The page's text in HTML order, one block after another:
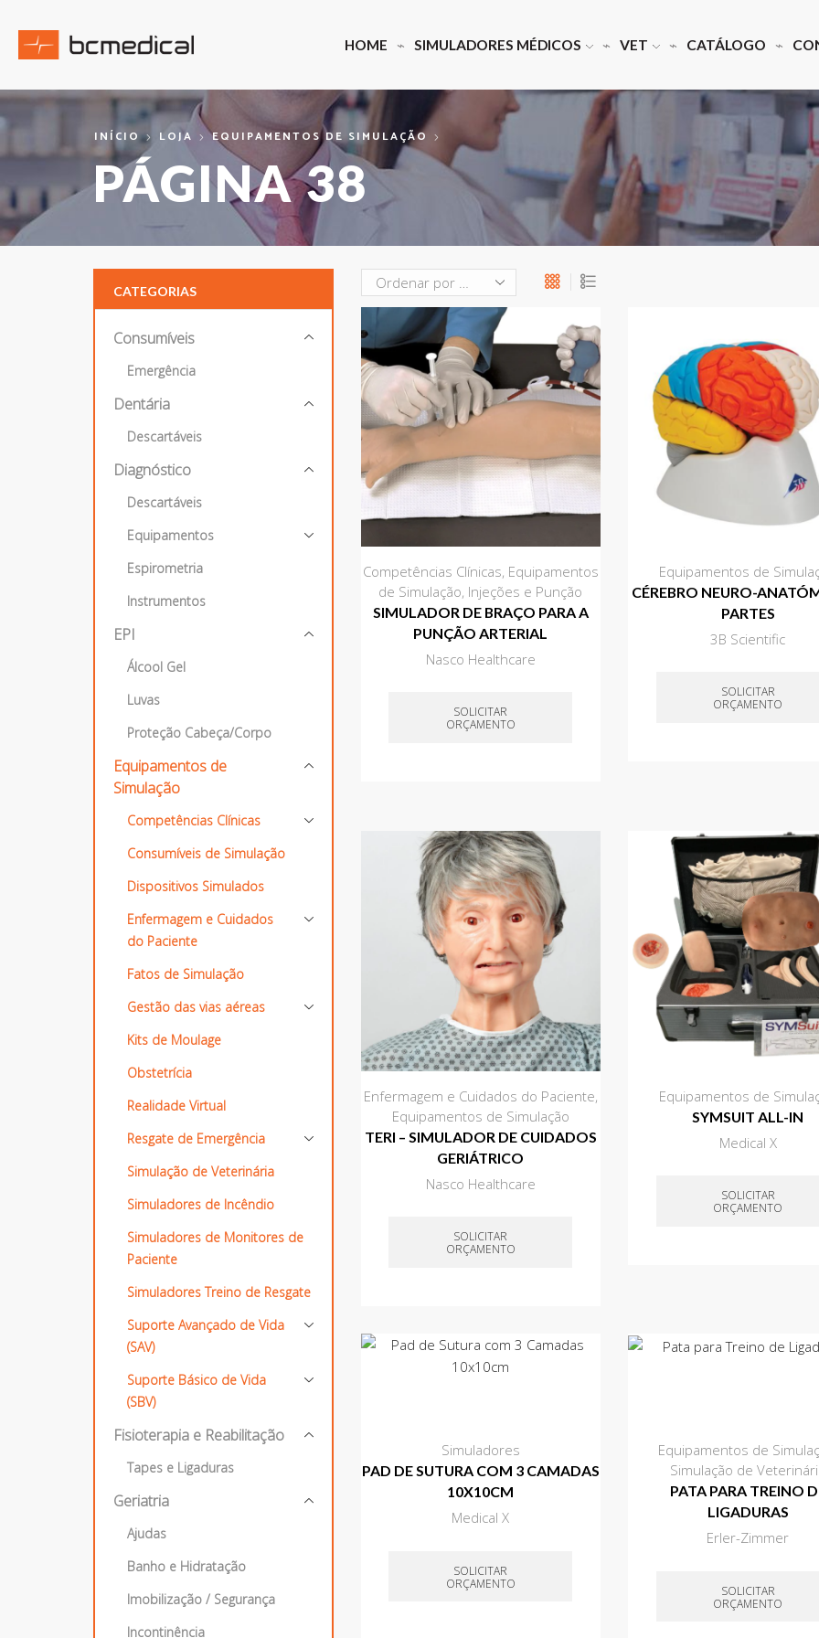
HOME SIMULADORES MÉDICOS VET CATÁLOGO
INÍCIO LOJA EQUIPAMENTOS DE SIMULAÇÃO
PÁGINA 38
Competências Clínicas, Equipamentos
de Simulação, Injeções e Punção
SIMULADOR DE BRAÇO PARA A
PUNÇÃO ARTERIAL
Nasco Healthcare
SOLICITAR
ORÇAMENTO
Equipamentos de
CÉREBRO NEURO-
PARTES
3B Scientific
SOLICITAR
ORÇAMENTO
Enfermagem e Cuidados do Paciente,
Equipamentos de Simulação
TERI – SIMULADOR DE CUIDADOS
GERIÁTRICO
Nasco Healthcare
SOLICITAR
ORÇAMENTO
Equipamentos de
SYMSUIT ALL-IN
Medical X
SOLICITAR
ORÇAMENTO
Simuladores
PAD DE SUTURA COM 3 CAMADAS
10X10CM
Medical X
SOLICITAR
ORÇAMENTO
Equipamentos de
Simulação de
PATA PARA TREINO
LIGADURAS
Erler-Zimmer
SOLICITAR
ORÇAMENTO
CATEGORIAS
Consumíveis
Emergência
Dentária
Descartáveis
Diagnóstico
Descartáveis
Equipamentos
Espirometria
Instrumentos
EPI
Álcool Gel
Luvas
Proteção Cabeça/Corpo
Equipamentos de
Simulação
Competências Clínicas
Consumíveis de Simulação
Dispositivos Simulados
Enfermagem e Cuidados
do Paciente
Fatos de Simulação
Gestão das vias aéreas
Kits de Moulage
Obstetrícia
Realidade Virtual
Resgate de Emergência
Simulação de Veterinária
Simuladores de Incêndio
Simuladores de Monitores de
Paciente
Simuladores Treino de Resgate
Suporte Avançado de Vida
(SAV)
Suporte Básico de Vida
(SBV)
Fisioterapia e Reabilitação
Tapes e Ligaduras
Geriatria
Ajudas
Banho e Hidratação
Imobilização / Segurança
Incontinência